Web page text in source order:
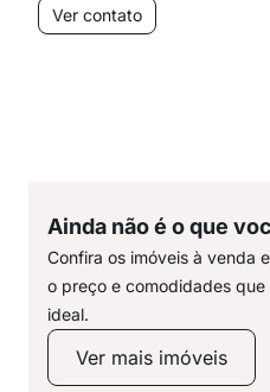
Ver contato
Ainda não é o que
Confira os imóveis à venda
o preço e comodidades
ideal.
Ver mais imóveis